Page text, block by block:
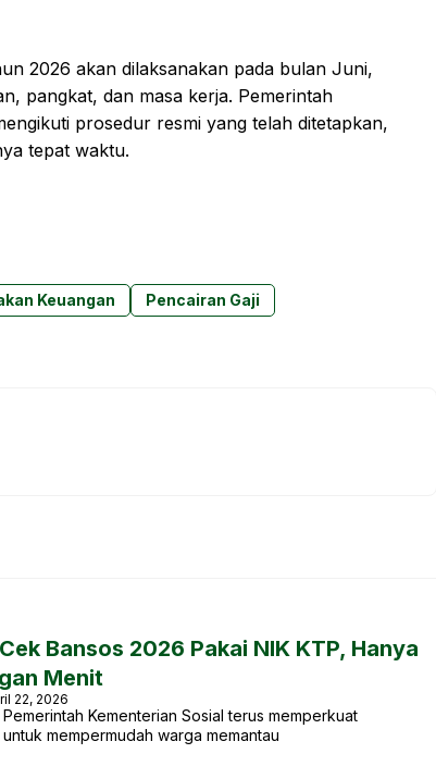
2026 akan dilaksanakan pada bulan Juni,
pangkat, dan masa kerja. Pemerintah
prosedur resmi yang telah ditetapkan,
tepat waktu.
Keuangan
Pencairan Gaji
Bansos 2026 Pakai NIK KTP, Hanya
Menit
22, 2026
Pemerintah Kementerian Sosial terus memperkuat
mempermudah warga memantau